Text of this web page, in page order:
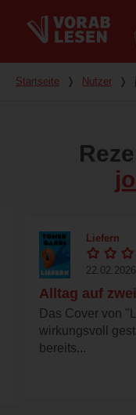
Du bist hier
Startseite ❭ Nutzer ❭
Liefern
Alltag auf
Das Cover von
wirkungsvoll
bereits...